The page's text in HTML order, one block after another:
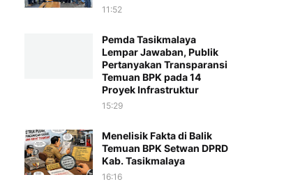
11:52
Pemda Tasikmalaya
Lempar Jawaban, Publik
Pertanyakan Transparansi
Temuan BPK pada 14
Proyek Infrastruktur
15:29
Menelisik Fakta di Balik
Temuan BPK Setwan DPRD
Kab. Tasikmalaya
16:16